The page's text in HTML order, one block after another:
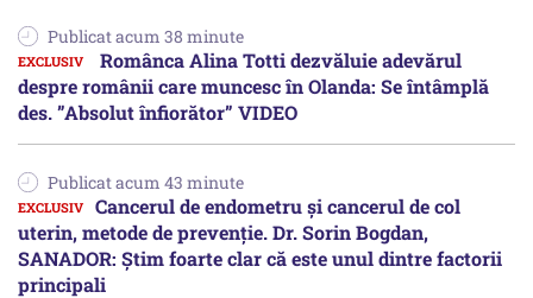
Publicat acum 38 minute
Românca Alina Totti dezvăluie adevărul
despre românii care muncesc în Olanda: Se întâmplă
des. ”Absolut înfiorător” VIDEO
Publicat acum 43 minute
Cancerul de endometru și cancerul de col
uterin, metode de prevenție. Dr. Sorin Bogdan,
SANADOR: Știm foarte clar că este unul dintre factorii
principali